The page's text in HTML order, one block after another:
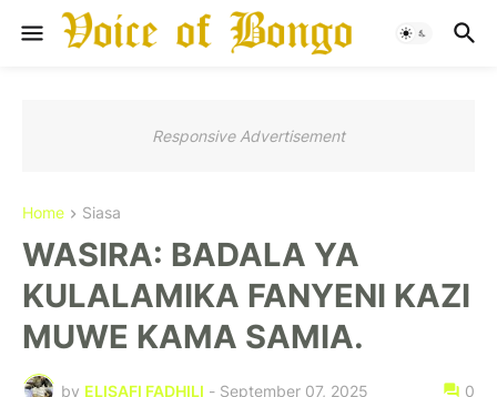
Responsive Advertisement
Home Siasa
WASIRA: BADALA YA
KULALAMIKA FANYENI KAZI
MUWE KAMA SAMIA.
by ELISAFI FADHILI - September 07, 2025 0